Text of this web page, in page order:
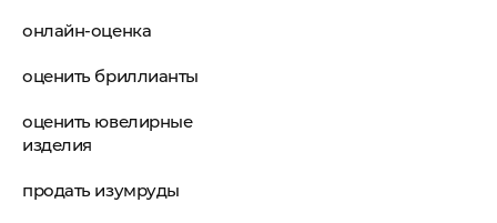
онлайн-оценка
оценить бриллианты
оценить ювелирные
изделия
продать изумруды